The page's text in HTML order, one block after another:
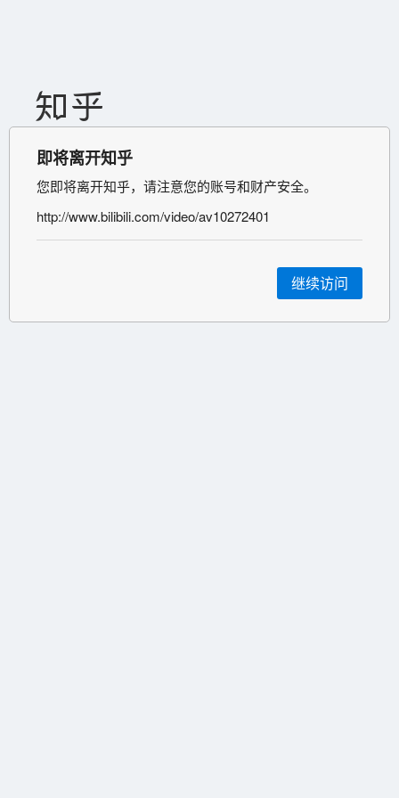
即将离开知乎
您即将离开知乎，请注意您的账号和财产安全。
http://www.bilibili.com/video/av10272401
继续访问